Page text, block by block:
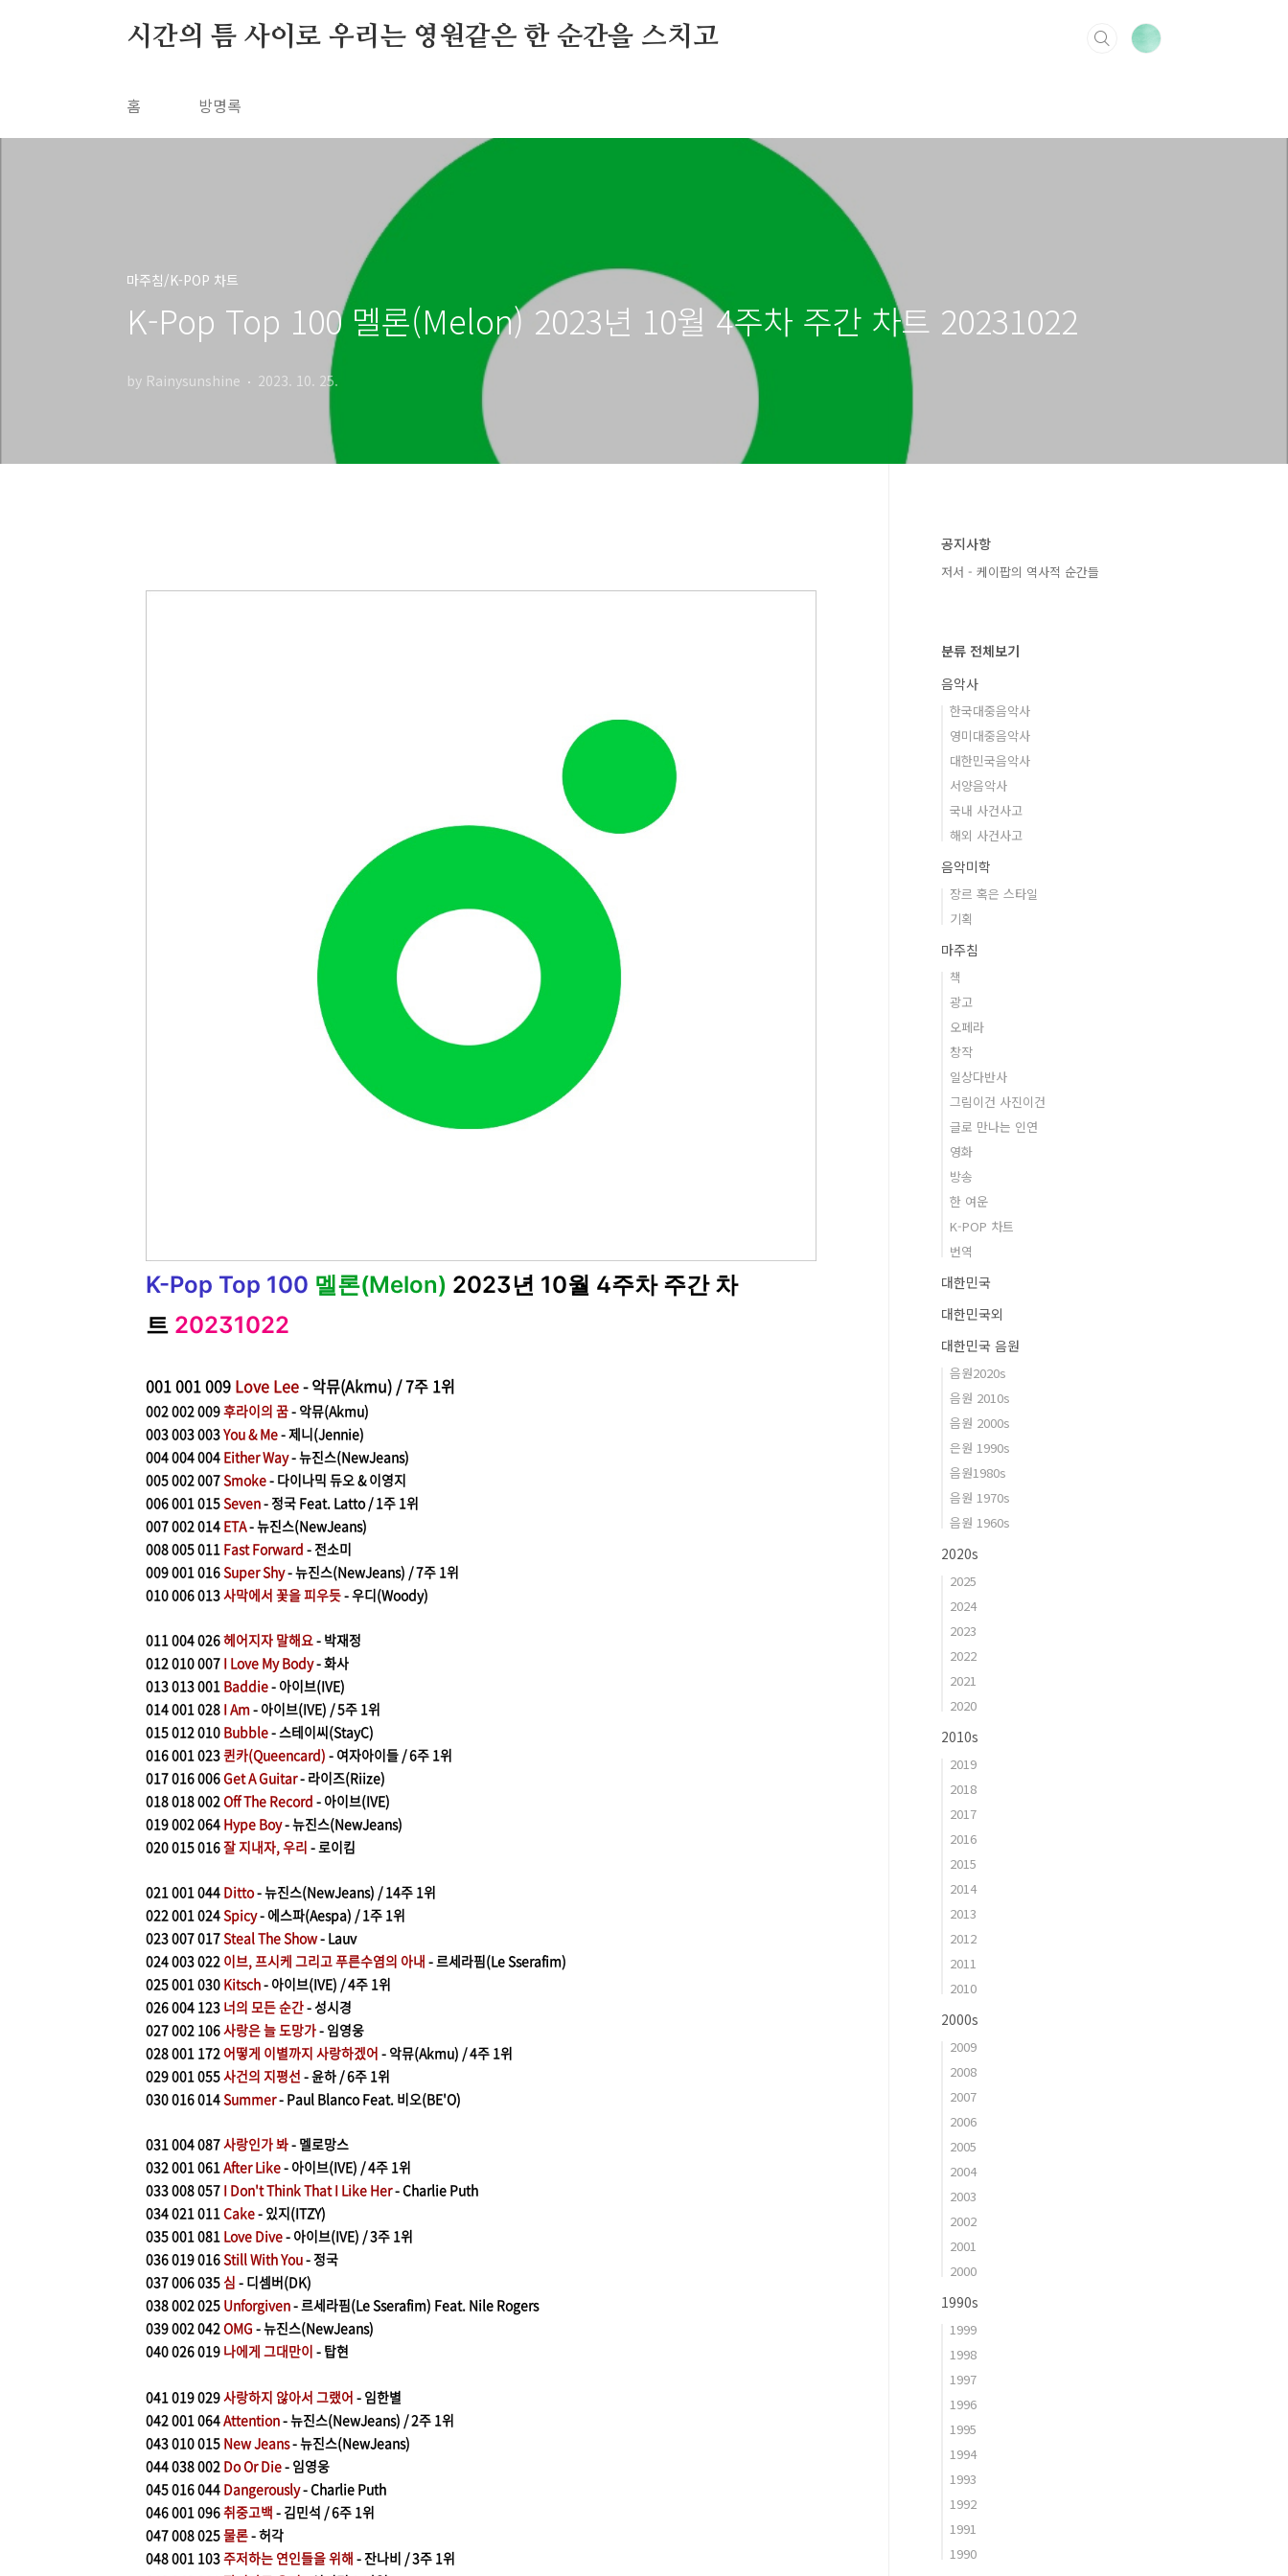
시간의 틈 사이로 우리는 영원같은 한 순간을 스치고
홈 방명록
마주침/K-POP 차트
K-Pop Top 100 멜론(Melon) 2023년 10월 4주차 주간 차트 20231022
by Rainysunshine 2023. 10. 25.
K-Pop Top 100 멜론(Melon) 2023년 10월 4주차 주간 차
트 20231022
001001 009 Love Lee- 악뮤(Akmu) / 7주 1위
002002 009후라이의 꿈- 악뮤(Akmu)
003003 003You & Me- 제니(Jennie)
004004 004 Either Way- 뉴진스(NewJeans)
005002 007Smoke- 다이나믹 듀오 & 이영지
006001 015Seven- 정국 Feat. Latto / 1주 1위
007002 014 ETA- 뉴진스(NewJeans)
008005 011 Fast Forward - 전소미
009001 016Super Shy- 뉴진스(NewJeans) / 7주 1위
010006 013사막에서 꽃을 피우듯- 우디(Woody)
011004 026헤어지자 말해요- 박재정
012010 007 I Love My Body- 화사
013 013 001 Baddie- 아이브(IVE)
014001 028 I Am- 아이브(IVE) / 5주 1위
015012 010 Bubble- 스테이씨(StayC)
016001 023퀸카(Queencard) - 여자아이들 / 6주 1위
017016 006Get A Guitar- 라이즈(Riize)
018018 002Off The Record - 아이브(IVE)
019002 064 Hype Boy- 뉴진스(NewJeans)
020015 016잘 지내자, 우리 - 로이킴
021001 044 Ditto- 뉴진스(NewJeans) / 14주 1위
022001 024Spicy- 에스파(Aespa) / 1주 1위
023007 017Steal The Show- Lauv
024003 022 이브, 프시케 그리고 푸른수염의 아내 - 르세라핌(Le Sserafim)
025001 030 Kitsch- 아이브(IVE) / 4주 1위
026004 123 너의 모든 순간- 성시경
027002 106사랑은 늘 도망가- 임영웅
028001 172 어떻게 이별까지 사랑하겠어 - 악뮤(Akmu) / 4주 1위
029001 055사건의 지평선 - 윤하 / 6주 1위
030016 014Summer- Paul Blanco Feat. 비오(BE'O)
031004 087사랑인가 봐- 멜로망스
032001 061After Like- 아이브(IVE) / 4주 1위
033008 057 I Don't Think That I Like Her- Charlie Puth
​034021 011Cake- 있지(ITZY)
035001 081 Love Dive- 아이브(IVE) / 3주 1위
036019 016Still With You- 정국
037006 035 심 - 디셈버(DK)
038002 025 Unforgiven- 르세라핌(Le Sserafim) Feat. Nile Rogers
039002 042OMG - 뉴진스(NewJeans)
040026 019 나에게 그대만이 - 탑현
041019 029사랑하지 않아서 그랬어 - 임한별
042001064Attention- 뉴진스(NewJeans) / 2주 1위
043010 015 New Jeans- 뉴진스(NewJeans)
044038 002 Do Or Die- 임영웅
045016 044 Dangerously- Charlie Puth
046001 096취중고백 - 김민석 / 6주 1위
047008 025물론- 허각
048001 103주저하는 연인들을 위해 - 잔나비 / 3주 1위
공지사항
저서 - 케이팝의 역사적 순간들
분류 전체보기
음악사
한국대중음악사
영미대중음악사
대한민국음악사
서양음악사
국내 사건사고
해외 사건사고
음악미학
장르 혹은 스타일
기획
마주침
책
광고
오페라
창작
일상다반사
그림이건 사진이건
글로 만나는 인연
영화
방송
한 여운
K-POP 차트
번역
대한민국
대한민국외
대한민국 음원
음원2020s
음원 2010s
음원 2000s
은원 1990s
음원1980s
음원 1970s
음원 1960s
2020s
2025
2024
2023
2022
2021
2020
2010s
2019
2018
2017
2016
2015
2014
2013
2012
2011
2010
2000s
2009
2008
2007
2006
2005
2004
2003
2002
2001
2000
1990s
1999
1998
1997
1996
1995
1994
1993
1992
1991
1990